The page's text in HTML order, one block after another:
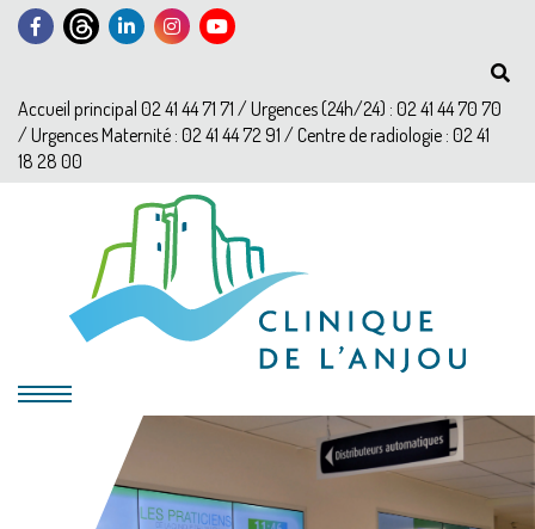
Accueil principal 02 41 44 71 71 / Urgences (24h/24) : 02 41 44 70 70
/ Urgences Maternité : 02 41 44 72 91 / Centre de radiologie : 02 41
18 28 00